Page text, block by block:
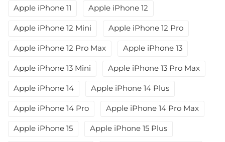
Apple iPhone 11 Apple iPhone 12
Apple iPhone 12 Mini Apple iPhone 12 Pro
Apple iPhone 12 Pro Max Apple iPhone 13
Apple iPhone 13 Mini Apple iPhone 13 Pro Max
Apple iPhone 14 Apple iPhone 14 Plus
Apple iPhone 14 Pro Apple iPhone 14 Pro Max
Apple iPhone 15 Apple iPhone 15 Plus